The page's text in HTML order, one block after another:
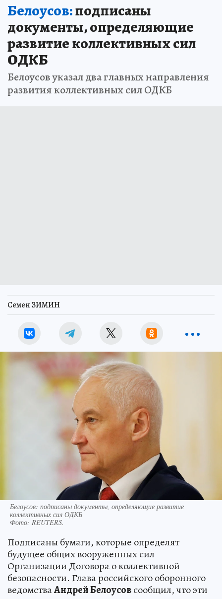
Белоусов:подписаны
документы, определяющие
развитие коллективных сил
ОДКБ
Белоусов указал два главных направления
развития коллективных сил ОДКБ
Семен ЗИМИН
Белоусов: подписаны документы, определяющие развитие
коллективных сил ОДКБ
Фото: REUTERS.
Подписаны бумаги, которые определят
будущее общих вооруженных сил
Организации Договора о коллективной
безопасности. Глава российского оборонного
ведомстваАндрей Белоусовсообщил, что эти